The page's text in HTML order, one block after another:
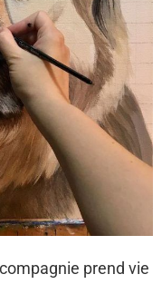
prend vie